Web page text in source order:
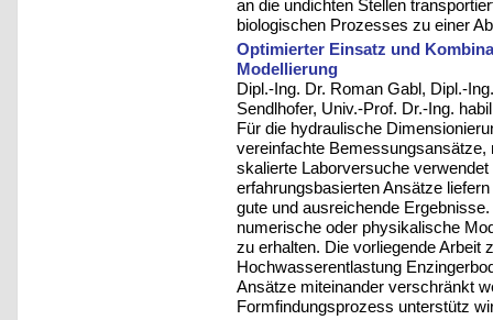
an die undichten Stellen
biologischen Prozesses zu einer
Optimierter Einsatz und
Modellierung
Dipl.-Ing. Dr. Roman Gabl, Dipl.-
Sendlhofer, Univ.-Prof. Dr.-Ing.
Für die hydraulische
vereinfachte
skalierte Laborversuche
erfahrungsbasierten Ansätze
gute und ausreichende
numerische oder physikalische
zu erhalten. Die vorliegende Arbeit
Hochwasserentlastung
Ansätze miteinander verschränkt
Formfindungsprozess unterstütz